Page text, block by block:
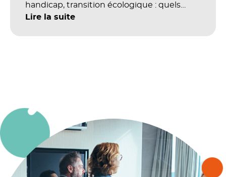
handicap, transition écologique : quels
impacts concrets pour les référentiels dans
Lire la suite